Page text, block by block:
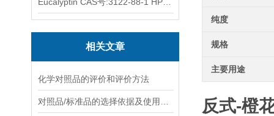
相关文章
化学对照品的评价和评价方法
纯度
规格
主要用途
反式-橙